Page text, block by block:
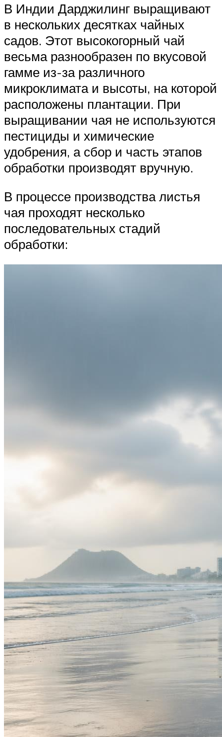
В Индии Дарджилинг выращивают
в нескольких десятках чайных
садов. Этот высокогорный чай
весьма разнообразен по вкусовой
гамме из-за различного
микроклимата и высоты, на которой
расположены плантации. При
выращивании чая не используются
пестициды и химические
удобрения, а сбор и часть этапов
обработки производят вручную.
В процессе производства листья
чая проходят несколько
последовательных стадий
обработки: